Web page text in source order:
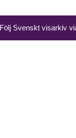
Följ Svenskt visarkiv